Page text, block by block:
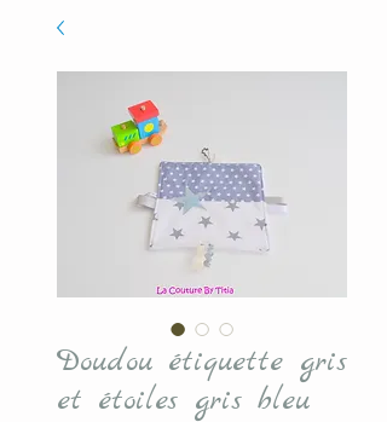
Doudou étiquette gris
et étoiles gris bleu